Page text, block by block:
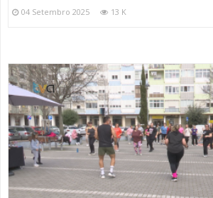
04 Setembro 2025 13 K